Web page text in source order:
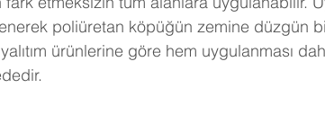
poliüretan köpüğün zemine düzgün
ürünlerine göre hem uygulanması